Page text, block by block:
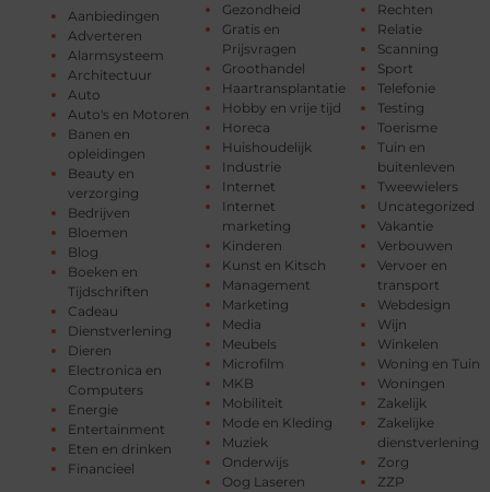
Aanbiedingen
Adverteren
Alarmsysteem
Architectuur
Auto
Auto's en Motoren
Banen en
opleidingen
Beauty en
verzorging
Bedrijven
Bloemen
Blog
Boeken en
Tijdschriften
Cadeau
Dienstverlening
Dieren
Electronica en
Computers
Energie
Entertainment
Eten en drinken
Financieel
Gezondheid
Gratis en
Prijsvragen
Groothandel
Haartransplantatie
Hobby en vrije tijd
Horeca
Huishoudelijk
Industrie
Internet
Internet
marketing
Kinderen
Kunst en Kitsch
Management
Marketing
Media
Meubels
Microfilm
MKB
Mobiliteit
Mode en Kleding
Muziek
Onderwijs
Oog Laseren
Rechten
Relatie
Scanning
Sport
Telefonie
Testing
Toerisme
Tuin en
buitenleven
Tweewielers
Uncategorized
Vakantie
Verbouwen
Vervoer en
transport
Webdesign
Wijn
Winkelen
Woning en Tuin
Woningen
Zakelijk
Zakelijke
dienstverlening
Zorg
ZZP